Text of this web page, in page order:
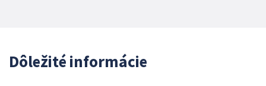
Dôležité informácie